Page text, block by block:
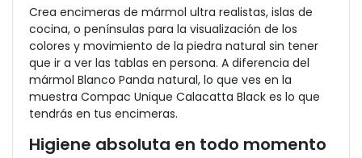
Crea encimeras de mármol ultra realistas, islas de
cocina, o penínsulas para la visualización de los
colores y movimiento de la piedra natural sin tener
que ir a ver las tablas en persona. A diferencia del
mármol Blanco Panda natural, lo que ves en la
muestra Compac Unique Calacatta Black es lo que
tendrás en tus encimeras.
Higiene absoluta en todo momento